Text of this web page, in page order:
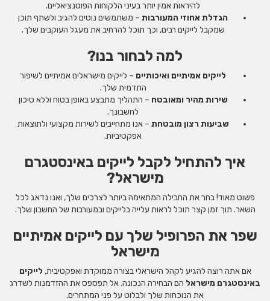
להיראות אמין יותר בעיני הלקוחות הפוטנציאליים.
הגדלת אחוזי המעורבות – משתמשים נוטים להגיב ולשתף תוכן
שמקבל לייקים רבים, וכך תוכל להרחיב את מעגל העוקבים שלך.
למה לבחור בנו?
לייקים אמיתיים ואיכותיים – לייקים מישראלים אמיתיים לשיפור
התדמית שלך.
שירות מהיר ומאובטח – התהליך מתבצע באופן בטוח וללא סיכון
לחשבונך.
שביעות רצון מובטחת – אנו מתחייבים לשירות מקצועי ולתוצאות
אפקטיביות.
איך להתחיל לקבל לייקים באינסטגרם
מישראל?
פשוט מאוד! בחר את החבילה המתאימה ביותר לצרכים שלך, ואנו נדאג לכל
השאר. תוך זמן קצר תוכל לראות עלייה בלייקים ובמעורבות של החשבון שלך.
שפר את הפרופיל שלך עם לייקים אמיתיים
מישראל
אם אתה רוצה להגיע לקהל הישראלי בצורה ממוקדת ואפקטיבית, לייקים
באינסטגרם מישראל הם הבחירה הנכונה. אל תפספס את ההזדמנות לשדרג
את הנוכחות שלך ולבלוט על פני המתחרים.